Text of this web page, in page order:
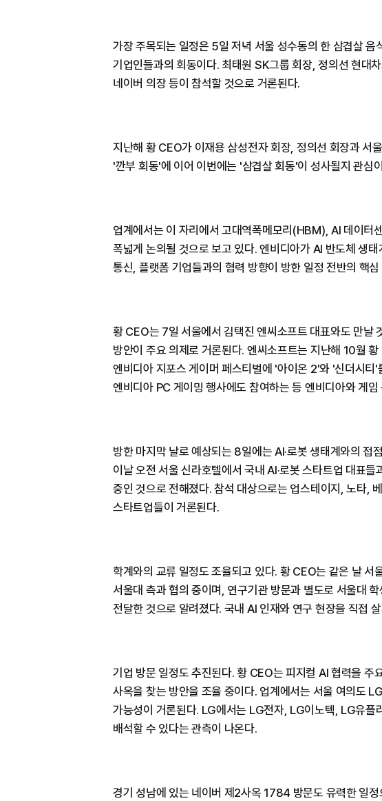
가장 주목되는 일정은 5일 저녁 서울 성수동의 한 삼겹살 음
기업인들과의 회동이다. 최태원 SK그룹 회장, 정의선 현대
네이버 의장 등이 참석할 것으로 거론된다.
지난해 황 CEO가 이재용 삼성전자 회장, 정의선 회장과 서
'깐부 회동'에 이어 이번에는 '삼겹살 회동'이 성사될지 관심
업계에서는 이 자리에서 고대역폭메모리(HBM), AI 데이터
폭넓게 논의될 것으로 보고 있다. 엔비디아가 AI 반도체 생
통신, 플랫폼 기업들과의 협력 방향이 방한 일정 전반의 핵
황 CEO는 7일 서울에서 김택진 엔씨소프트 대표와도 만날
방안이 주요 의제로 거론된다. 엔씨소프트는 지난해 10월
엔비디아 지포스 게이머 페스티벌에 '아이온 2'와 '신더시티
엔비디아 PC 게이밍 행사에도 참여하는 등 엔비디아와 게
방한 마지막 날로 예상되는 8일에는 AI·로봇 생태계와의 접
이날 오전 서울 신라호텔에서 국내 AI·로봇 스타트업 대표
중인 것으로 전해졌다. 참석 대상으로는 업스테이지, 노타,
스타트업들이 거론된다.
학계와의 교류 일정도 조율되고 있다. 황 CEO는 같은 날 서
서울대 측과 협의 중이며, 연구기관 방문과 별도로 서울대
전달한 것으로 알려졌다. 국내 AI 인재와 연구 현장을 직접
기업 방문 일정도 추진된다. 황 CEO는 피지컬 AI 협력을 주
사옥을 찾는 방안을 조율 중이다. 업계에서는 서울 여의도
가능성이 거론된다. LG에서는 LG전자, LG이노텍, LG유플
배석할 수 있다는 관측이 나온다.
경기 성남에 있는 네이버 제2사옥 1784 방문도 유력한 일